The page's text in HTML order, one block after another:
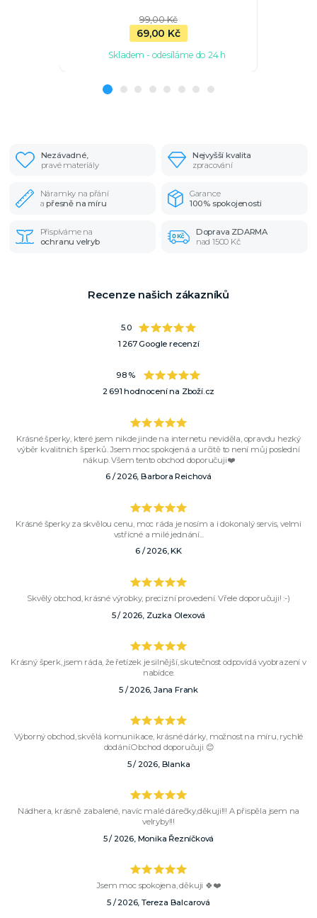
99,00 Kč
69,00 Kč
Skladem - odesíláme do 24 h
Nezávadné,
pravé materiály
Nejvyšší kvalita
zpracování
Náramky na přání
apřesně na míru
Garance
100% spokojenosti
Přispíváme na
ochranu velryb
Doprava ZDARMA
nad 1500 Kč
Recenze našich zákazníků
5.0
1 267 Google recenzí
98 %
2 691 hodnocení na Zboží.cz
Krásné šperky, které jsem nikde jinde na internetu neviděla, opravdu hezký
výběr kvalitních šperků. Jsem moc spokojená a určitě to není můj poslední
nákup. Všem tento obchod doporučuji❤️
6 / 2026, Barbora Reichová
Krásné šperky za skvělou cenu, moc ráda je nosím a i dokonalý servis, velmi
vstřícné a milé jednání...
6 / 2026, KK
Skvělý obchod, krásné výrobky, precizní provedení. Vřele doporučuji! :-)
5 / 2026, Zuzka Olexová
Krásný šperk, jsem ráda, že řetízek je silnější, skutečnost odpovídá vyobrazení v
nabídce.
5 / 2026, Jana Frank
Výborný obchod, skvělá komunikace, krásné dárky, možnost na míru, rychlé
dodání.Obchod doporučuji 😊
5 / 2026, Blanka
Nádhera, krásně zabalené, navíc malé dárečky,děkuji!!! A přispěla jsem na
velryby!!!
5 / 2026, Monika Řezníčková
Jsem moc spokojena, děkuji 🍀❤️
5 / 2026, Tereza Balcarová